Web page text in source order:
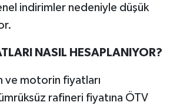
indirimler nedeniyle düşük
NASIL HESAPLANIYOR?
ve motorin fiyatları
rafineri fiyatına ÖTV